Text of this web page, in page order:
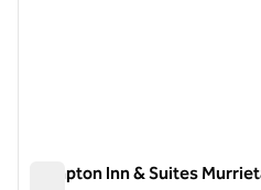
Hampton Inn & Suites